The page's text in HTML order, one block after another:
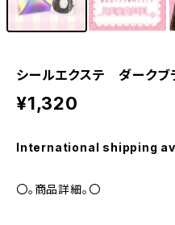
シールエクステ ダーク
¥1,320
International shipping
〇。商品詳細。〇